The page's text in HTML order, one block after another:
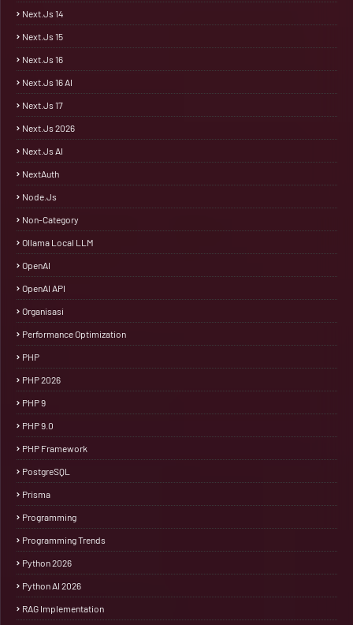
Next.js 14
Next.js 15
Next.js 16
Next.js 16 AI
Next.js 17
Next.js 2026
Next.js AI
NextAuth
Node.js
Non-Category
Ollama Local LLM
OpenAI
OpenAI API
Organisasi
Performance Optimization
PHP
PHP 2026
PHP 9
PHP 9.0
PHP Framework
PostgreSQL
Prisma
Programming
Programming Trends
Python 2026
Python AI 2026
RAG Implementation